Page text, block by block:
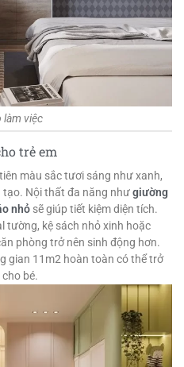
làm việc
trẻ em
màu sắc tươi sáng như xanh,
tạo. Nội thất đa năng nhưgiường
nhỏ sẽ giúp tiết kiệm diện tích.
tường, kệ sách nhỏ xinh hoặc
phòng trở nên sinh động hơn.
gian 11m2 hoàn toàn có thể trở
bé.